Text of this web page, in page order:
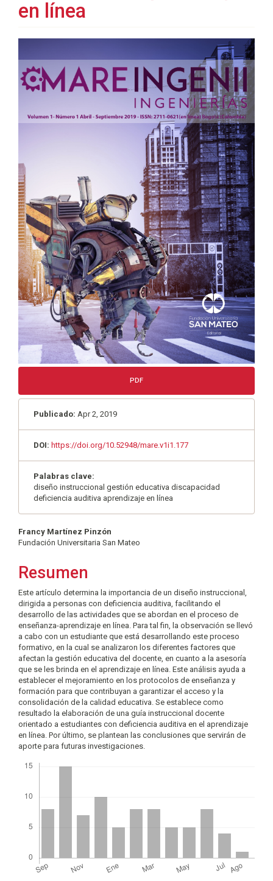
en línea
lateral
del
PDF
Publicado: Apr 2, 2019
DOI: https://doi.org/10.52948/mare.v1i1.177
Palabras clave:
diseño instruccional gestión educativa discapacidad
deficiencia auditiva aprendizaje en línea
Contenido
principal
del
artículo
Francy Martínez Pinzón
Fundación Universitaria San Mateo
Resumen
Este artículo determina la importancia de un diseño instruccional,
dirigida a personas con deficiencia auditiva, facilitando el
desarrollo de las actividades que se abordan en el proceso de
enseñanza-aprendizaje en línea. Para tal fin, la observación se llevó
a cabo con un estudiante que está desarrollando este proceso
formativo, en la cual se analizaron los diferentes factores que
afectan la gestión educativa del docente, en cuanto a la asesoría
que se les brinda en el aprendizaje en línea. Este análisis ayuda a
establecer el mejoramiento en los protocolos de enseñanza y
formación para que contribuyan a garantizar el acceso y la
consolidación de la calidad educativa. Se establece como
resultado la elaboración de una guía instruccional docente
orientado a estudiantes con deficiencia auditiva en el aprendizaje
en línea. Por último, se plantean las conclusiones que servirán de
aporte para futuras investigaciones.